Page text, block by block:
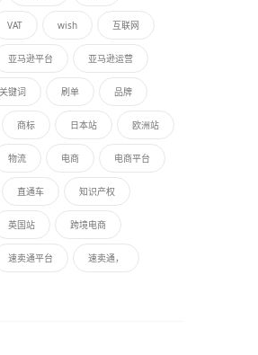
VAT wish 互联网
亚马逊平台 亚马逊运营
关键词 刷单 品牌
商标 日本站 欧洲站
物流 电商 电商平台
直通车 知识产权
英国站 跨境电商
速卖通平台 速卖通，